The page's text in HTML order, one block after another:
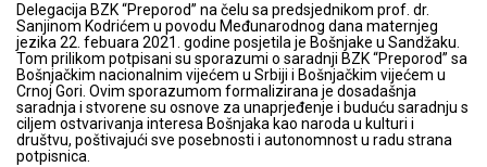
Delegacija BZK “Preporod” na čelu sa predsjednikom prof. dr.
Sanjinom Kodrićem u povodu Međunarodnog dana maternjeg
jezika 22. febuara 2021. godine posjetila je Bošnjake u Sandžaku.
Tom prilikom potpisani su sporazumi o saradnji BZK “Preporod” sa
Bošnjačkim nacionalnim vijećem u Srbiji i Bošnjačkim vijećem u
Crnoj Gori. Ovim sporazumom formalizirana je dosadašnja
saradnja i stvorene su osnove za unaprjeđenje i buduću saradnju s
ciljem ostvarivanja interesa Bošnjaka kao naroda u kulturi i
društvu, poštivajući sve posebnosti i autonomnost u radu strana
potpisnica.